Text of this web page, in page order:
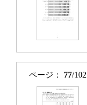
ページ： 77/102